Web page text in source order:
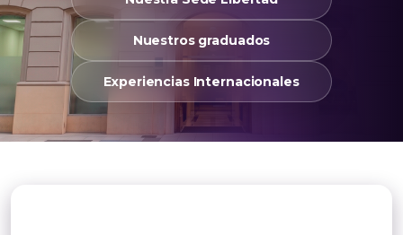
Nuestros graduados
Experiencias Internacionales